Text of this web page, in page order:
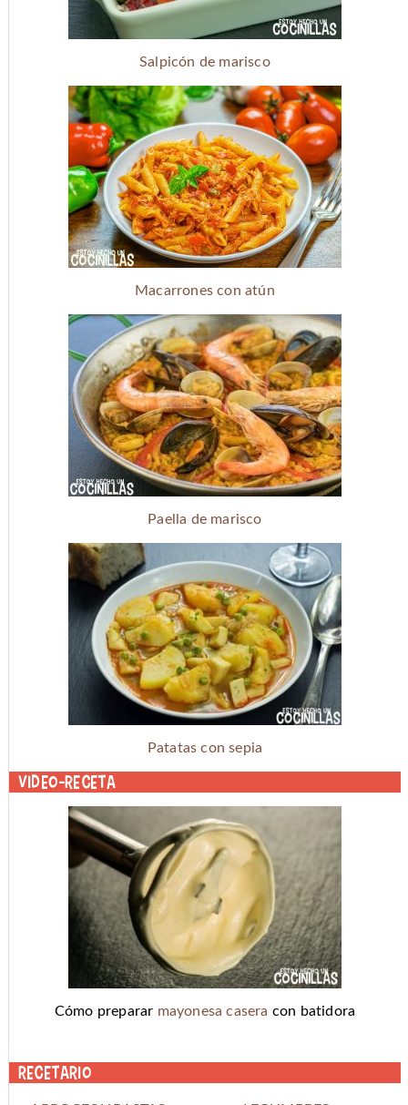
Salpicón de marisco
Macarrones con atún
Paella de marisco
Patatas con sepia
Video-receta
Cómo preparar mayonesa casera con batidora
Recetario